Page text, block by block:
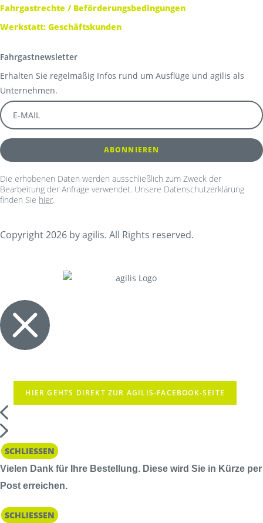
Fahrgastrechte / Beförderungsbedingungen
Werkstatt: Geschäftskunden
Fahrgastnewsletter
Erhalten Sie regelmäßig Infos rund um Ausflüge und agilis als
Unternehmen.
Die erhobenen Daten werden ausschließlich zum Zweck der
Bearbeitung der Anfrage verwendet. Unsere Datenschutzerklärung
finden Sie hier.
Copyright 2026 by agilis. All Rights reserved.
HIER GEHTS DIREKT ZUR AGILIS-FACEBOOK-SEITE
SCHLIESSEN
Vielen Dank für Ihre Bestellung. Diese wird Sie in Kürze per
Post erreichen.
SCHLIESSEN